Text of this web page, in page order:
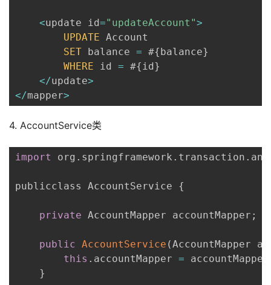
<update id="updateAccount">
UPDATE Account
SET balance = #{balance}
WHERE id = #{id}
</update>
</mapper>
4. AccountService类
import org . springframework . transaction .
publicclass AccountService {
private AccountMapper accountMapper ;
public AccountService (AccountMapper
this . accountMapper = accountMapper
}